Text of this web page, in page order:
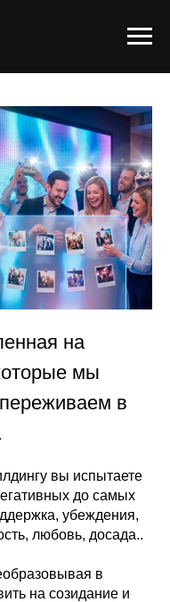
на
мы
в
вы испытаете
до самых
убеждения,
любовь, досада..
в
на созидание и